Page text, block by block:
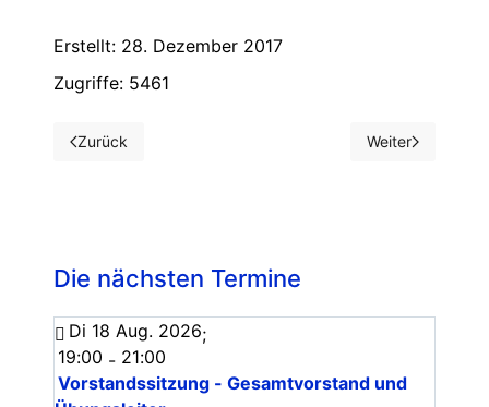
Erstellt: 28. Dezember 2017
Zugriffe: 5461
Vorheriger Beitrag: Termine La-Pe-Ka 2018
Zurück Nächster
Weiter
Die nächsten Termine
Di 18 Aug. 2026;
19:00 - 21:00
Vorstandssitzung - Gesamtvorstand und